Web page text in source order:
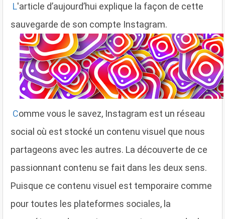
L'article d’aujourd’hui explique la façon de cette
sauvegarde de son compte Instagram.
Comme vous le savez, Instagram est un réseau
social où est stocké un contenu visuel que nous
partageons avec les autres. La découverte de ce
passionnant contenu se fait dans les deux sens.
Puisque ce contenu visuel est temporaire comme
pour toutes les plateformes sociales, la